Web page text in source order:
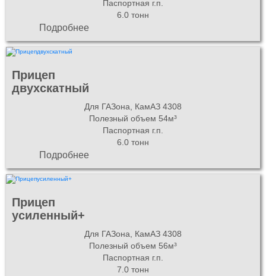
Паспортная г.п.
6.0 тонн
Подробнее
Прицеп
двухскатный
Для ГАЗона, КамАЗ 4308
Полезный объем 54м³
Паспортная г.п.
6.0 тонн
Подробнее
Прицеп
усиленный+
Для ГАЗона, КамАЗ 4308
Полезный объем 56м³
Паспортная г.п.
7.0 тонн